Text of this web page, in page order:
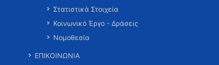
Στατιστικά Στοιχεία
Κοινωνικό Έργο - Δράσεις
Νομοθεσία
ΕΠΙΚΟΙΝΩΝΙΑ